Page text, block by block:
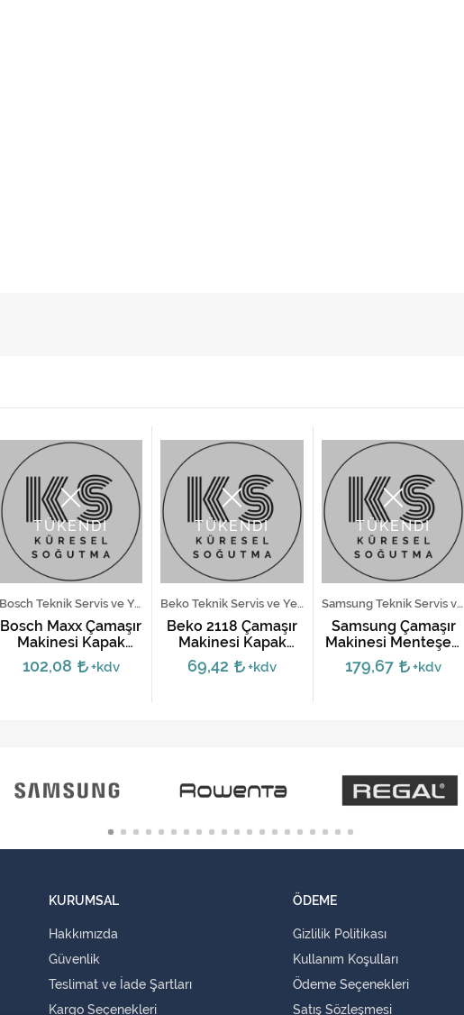
TÜKENDİ
Bosch Teknik Servis ve Yedek Parça Hizmetleri
Bosch Maxx Çamaşır
Makinesi Kapak
Menteşesi
102,08 +kdv
TÜKENDİ
Beko Teknik Servis ve Yedek Parça Hizmetleri
Beko 2118 Çamaşır
Makinesi Kapak
Menteşesi
69,42 +kdv
TÜKENDİ
Samsung Teknik Servis ve Yedek Parça Hizmetleri
Samsung Çamaşır
Makinesi Menteşesi
DC61-01632A
179,67 +kdv
KURUMSAL
Hakkımızda
Güvenlik
Teslimat ve İade Şartları
Kargo Seçenekleri
ÖDEME
Gizlilik Politikası
Kullanım Koşulları
Ödeme Seçenekleri
Satış Sözleşmesi